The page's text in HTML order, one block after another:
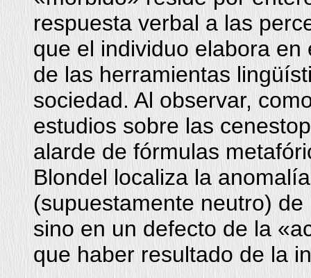
respuesta verbal a las
que el individuo elabora
de las herramientas
sociedad. Al observar,
estudios sobre las
alarde de fórmulas
Blondel localiza la
(supuestamente neutro)
sino en un defecto de la
que haber resultado de la